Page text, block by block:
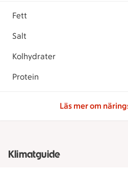
Fett
Salt
Kolhydrater
Protein
Läs mer om
Klimatguide